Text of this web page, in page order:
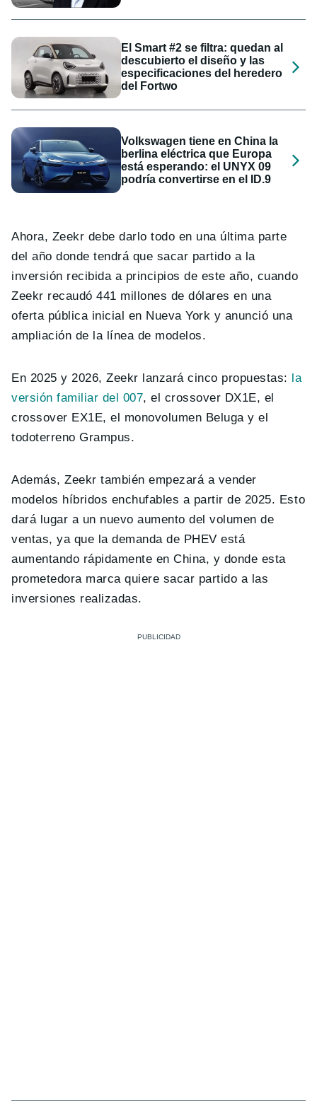
El Smart #2 se filtra: quedan al
descubierto el diseño y las
especificaciones del heredero
del Fortwo
Volkswagen tiene en China la
berlina eléctrica que Europa
está esperando: el UNYX 09
podría convertirse en el ID.9
Ahora, Zeekr debe darlo todo en una última parte
del año donde tendrá que sacar partido a la
inversión recibida a principios de este año, cuando
Zeekr recaudó 441 millones de dólares en una
oferta pública inicial en Nueva York y anunció una
ampliación de la línea de modelos.
En 2025 y 2026, Zeekr lanzará cinco propuestas:
la
versión familiar del 007, el crossover DX1E, el
crossover EX1E, el monovolumen Beluga y el
todoterreno Grampus.
Además, Zeekr también empezará a vender
modelos híbridos enchufables a partir de 2025. Esto
dará lugar a un nuevo aumento del volumen de
ventas, ya que la demanda de PHEV está
aumentando rápidamente en China, y donde esta
prometedora marca quiere sacar partido a las
inversiones realizadas.